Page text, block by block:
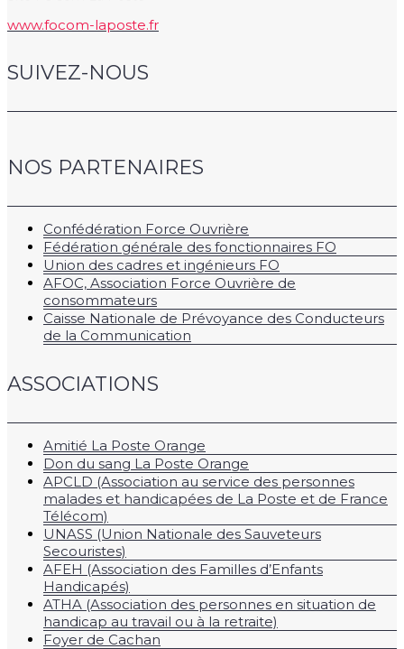
www.focom-laposte.fr
SUIVEZ-NOUS
NOS PARTENAIRES
Confédération Force Ouvrière
Fédération générale des fonctionnaires FO
Union des cadres et ingénieurs FO
AFOC, Association Force Ouvrière de
consommateurs
Caisse Nationale de Prévoyance des Conducteurs
de la Communication
ASSOCIATIONS
Amitié La Poste Orange
Don du sang La Poste Orange
APCLD (Association au service des personnes
malades et handicapées de La Poste et de France
Télécom)
UNASS (Union Nationale des Sauveteurs
Secouristes)
AFEH (Association des Familles d’Enfants
Handicapés)
ATHA (Association des personnes en situation de
handicap au travail ou à la retraite)
Foyer de Cachan